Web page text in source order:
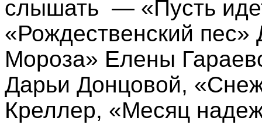
слышать — «Пусть
«Рождественский
Мороза» Елены
Дарьи Донцовой,
Креллер, «Месяц